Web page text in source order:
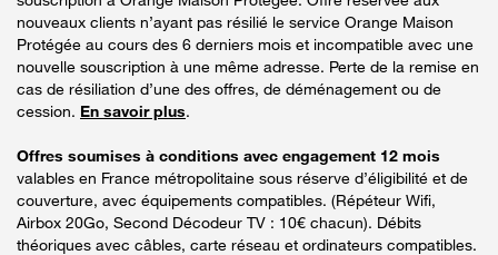
nouveaux clients n’ayant pas résilié le service Orange Maison
Protégée au cours des 6 derniers mois et incompatible avec une
nouvelle souscription à une même adresse. Perte de la remise en
cas de résiliation d’une des offres, de déménagement ou de
cession. En savoir plus.
Offres soumises à conditions avec engagement 12 mois
valables en France métropolitaine sous réserve d’éligibilité et de
couverture, avec équipements compatibles. (Répéteur Wifi,
Airbox 20Go, Second Décodeur TV : 10€ chacun). Débits
théoriques avec câbles, carte réseau et ordinateurs compatibles.